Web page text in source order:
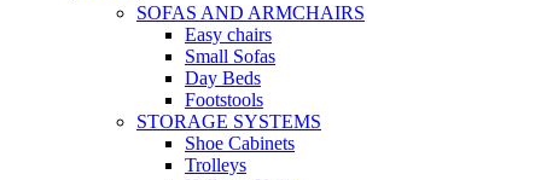
SOFAS AND ARMCHAIRS
Easy chairs
Small Sofas
Day Beds
Footstools
STORAGE SYSTEMS
Shoe Cabinets
Trolleys